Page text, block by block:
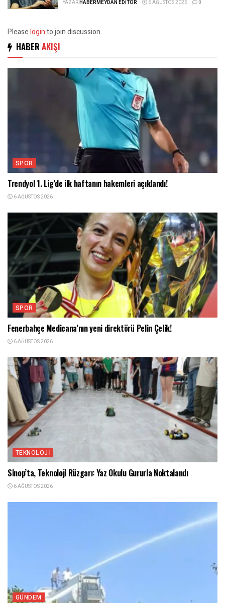
YAZAR HABERMEYDAN EDITÖR 6 AĞUSTOS 2026 0
Pleaseloginto join discussion
HABER AKIŞI
SPOR
Trendyol 1. Lig’de ilk haftanın hakemleri açıklandı!
6 AĞUSTOS 2026
SPOR
Fenerbahçe Medicana’nın yeni direktörü Pelin Çelik!
6 AĞUSTOS 2026
TEKNOLOJI
Sinop’ta, Teknoloji Rüzgarı: Yaz Okulu Gururla Noktalandı
6 AĞUSTOS 2026
GÜNDEM